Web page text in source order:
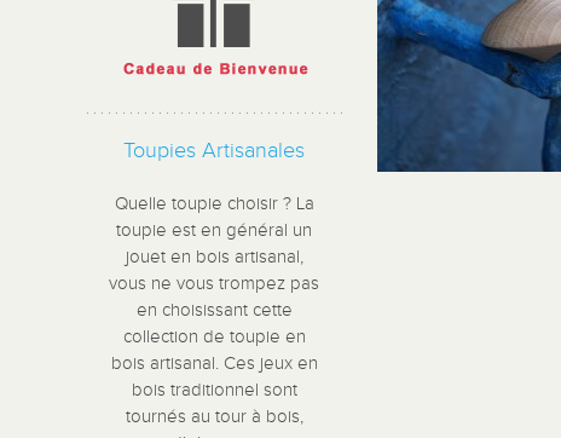
Toupies Artisanales
Quelle toupie choisir ? La
toupie est en général un
jouet en bois artisanal,
vous ne vous trompez pas
en choisissant cette
collection de toupie en
bois artisanal. Ces jeux en
bois traditionnel sont
tournés au tour à bois,